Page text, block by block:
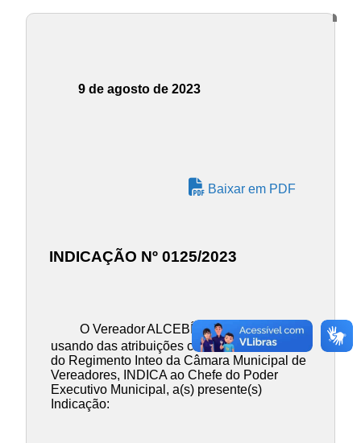
9 de agosto de 2023
Baixar em PDF
INDICAÇÃO Nº 0125/2023
O VereadorALCEBÍADES DE PAIVA,
usando das atribuições contidas no Art. 137
do Regimento Inteo da Câmara Municipal de
Vereadores, INDICA ao Chefe do Poder
Executivo Municipal, a(s) presente(s)
Indicação: